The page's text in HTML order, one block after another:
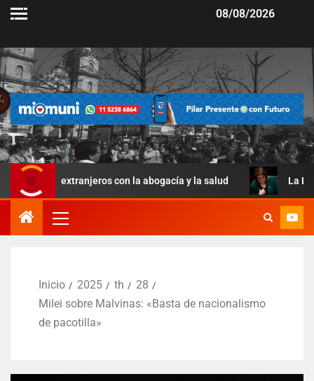
08/08/2026
extranjeros con la abogacía y la salud La Ley de
Inicio 2025 th
28
Milei sobre Malvinas: «Basta de nacionalismo
de pacotilla»